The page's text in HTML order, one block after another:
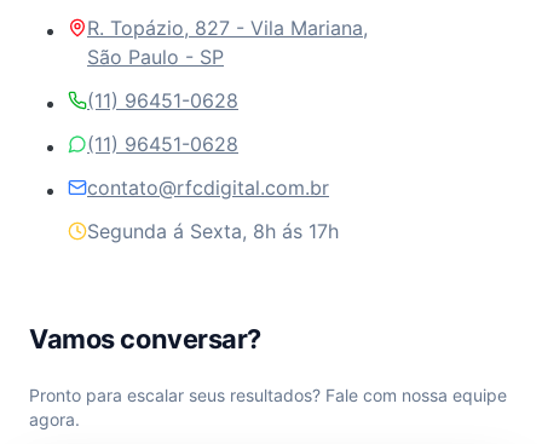
R. Topázio, 827 - Vila Mariana,
São Paulo - SP
(11) 96451-0628
(11) 96451-0628
contato@rfcdigital.com.br
Segunda á Sexta, 8h ás 17h
Vamos conversar?
Pronto para escalar seus resultados? Fale com nossa equipe
agora.